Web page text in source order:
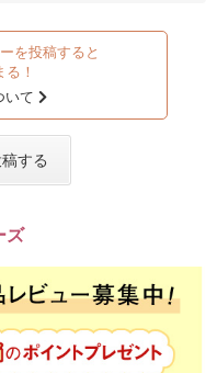
を投稿すると
！
いて
する
ズ